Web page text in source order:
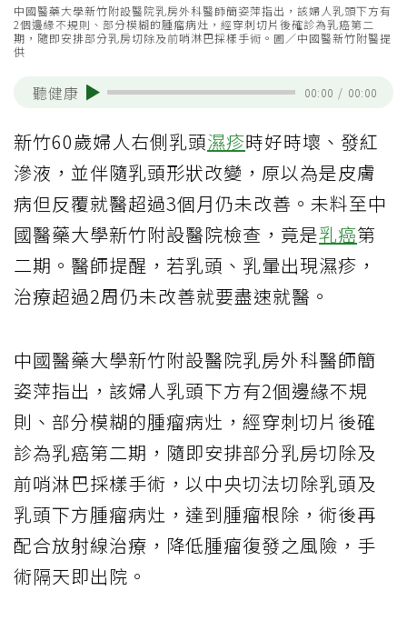
中國醫藥大學新竹附設醫院乳房外科醫師簡姿萍指出，該婦人乳頭下方有
2個邊緣不規則、部分模糊的腫瘤病灶，經穿刺切片後確診為乳癌第二
期，隨即安排部分乳房切除及前哨淋巴採樣手術。圖／中國醫新竹附醫提
供
聽健康 00:00 / 00:00
新竹60歲婦人右側乳頭濕疹時好時壞、發紅
滲液，並伴隨乳頭形狀改變，原以為是皮膚
病但反覆就醫超過3個月仍未改善。未料至中
國醫藥大學新竹附設醫院檢查，竟是乳癌第
二期。醫師提醒，若乳頭、乳暈出現濕疹，
治療超過2周仍未改善就要盡速就醫。
中國醫藥大學新竹附設醫院乳房外科醫師簡
姿萍指出，該婦人乳頭下方有2個邊緣不規
則、部分模糊的腫瘤病灶，經穿刺切片後確
診為乳癌第二期，隨即安排部分乳房切除及
前哨淋巴採樣手術，以中央切法切除乳頭及
乳頭下方腫瘤病灶，達到腫瘤根除，術後再
配合放射線治療，降低腫瘤復發之風險，手
術隔天即出院。